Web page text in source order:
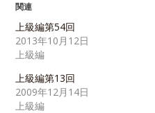
関連
上級編第54回
2013年10月12日
上級編
上級編第13回
2009年12月14日
上級編